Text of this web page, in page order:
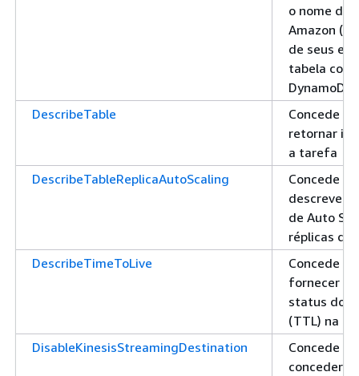
o nome do
Amazon
de seus
tabela
DynamoDB
DescribeTable
Concede
retornar
a tarefa
DescribeTableReplicaAutoScaling
Concede
descrever
de Auto
réplicas da
DescribeTimeToLive
Concede
fornecer
status do
(TTL) na
DisableKinesisStreamingDestination
Concede
conceder